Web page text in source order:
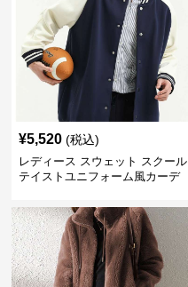
¥5,520 (税込)
レディース スウェット スクール
テイストユニフォーム風カーデ